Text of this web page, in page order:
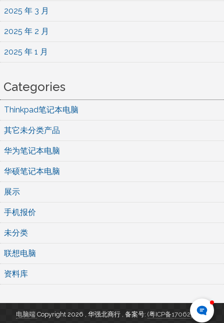
2025 年 3 月
2025 年 2 月
2025 年 1 月
Categories
Thinkpad笔记本电脑
其它未分类产品
华为笔记本电脑
华硕笔记本电脑
展示
手机报价
未分类
联想电脑
资料库
电脑端Copyright 2026 , 华强北商行 ,备案号:(粤ICP备17062346号)